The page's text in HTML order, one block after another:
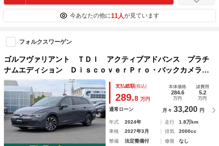
今あなたの他に11人が見ています
フォルクスワーゲン
ゴルフヴァリアント ＴＤＩ アクティブアドバンス プラチ
ナムエディション ＤｉｓｃｏｖｅｒＰｒｏ・バックカメラ・
ＥＴＣ２．０・前後ドラレコ・オールインセーフティ・ＩＱ．
ＬＩＧＨＴ・シートヒーター・ステアリングヒーター・デジタ
ルコックピット・ワイヤレス充電・禁煙車・保証継承
支払総額(税込)
289.8 万円
本体価格
284.6
万円
諸費用
5.2
万円
通常ローン 月々 33,200 円
年式 2024年 走行
1.8万km
車検
2027年3月 排気
2000cc
整備
法定整備付 修復
なし